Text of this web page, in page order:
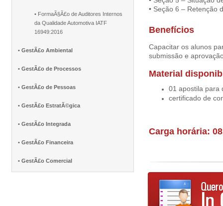
• FormaÃ§Ã£o de Auditores Internos
da Qualidade Automotiva IATF
16949:2016
• GestÃ£o Ambiental
• GestÃ£o de Processos
• GestÃ£o de Pessoas
• GestÃ£o EstratÃ©gica
• GestÃ£o Integrada
• GestÃ£o Financeira
• GestÃ£o Comercial
• Seção 6 – Retenção
Benefícios
Capacitar os alunos
submissão e
Material
01 apostila para
certificado de
Carga horária: